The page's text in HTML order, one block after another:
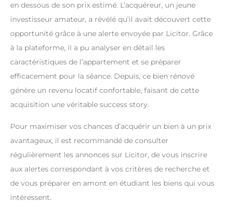
en dessous de son prix estimé. L’acquéreur, un jeune
investisseur amateur, a révélé qu’il avait découvert cette
opportunité grâce à une alerte envoyée par Licitor. Grâce
à la plateforme, il a pu analyser en détail les
caractéristiques de l’appartement et se préparer
efficacement pour la séance. Depuis, ce bien rénové
génère un revenu locatif confortable, faisant de cette
acquisition une véritable success story.
Pour maximiser vos chances d’acquérir un bien à un prix
avantageux, il est recommandé de consulter
régulièrement les annonces sur Licitor, de vous inscrire
aux alertes correspondant à vos critères de recherche et
de vous préparer en amont en étudiant les biens qui vous
intéressent.